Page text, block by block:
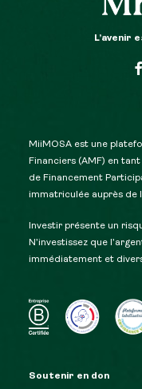
L’avenir
MiiMOSA est une
Financiers (AMF) en
de Financement
immatriculée auprès de
Investir présente un
N’investissez que
immédiatement et
Soutenir en don